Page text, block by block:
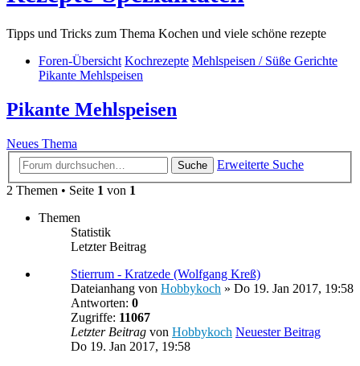
Tipps und Tricks zum Thema Kochen und viele schöne rezepte
Foren-Übersicht Kochrezepte Mehlspeisen / Süße Gerichte
Pikante Mehlspeisen
Pikante Mehlspeisen
Neues Thema
Suche
Erweiterte Suche
2 Themen • Seite 1 von 1
Themen
Statistik
Letzter Beitrag
Stierrum - Kratzede (Wolfgang Kreß)
Dateianhang von Hobbykoch » Do 19. Jan 2017, 19:58
Antworten: 0
Zugriffe: 11067
Letzter Beitrag von Hobbykoch Neuester Beitrag
Do 19. Jan 2017, 19:58